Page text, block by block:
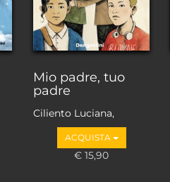
Mio padre, tuo
padre
Ciliento Luciana,
Benedetto Carola
ACQUISTA
€ 15,90